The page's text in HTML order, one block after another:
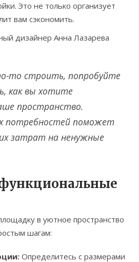
Это не только организует
вам сэкономить.
дизайнер Анна Лазарева
то строить, попробуйте
как вы хотите
пространство.
потребностей поможет
затрат на ненужные
функциональные
в уютное пространство
шагам:
Определитесь с размерами